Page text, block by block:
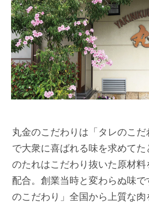
丸金のこだわりは「タレのこ
で大衆に喜ばれる味を求めて
のたれはこだわり抜いた原材
配合。創業当時と変わらぬ味
のこだわり」全国から上質な